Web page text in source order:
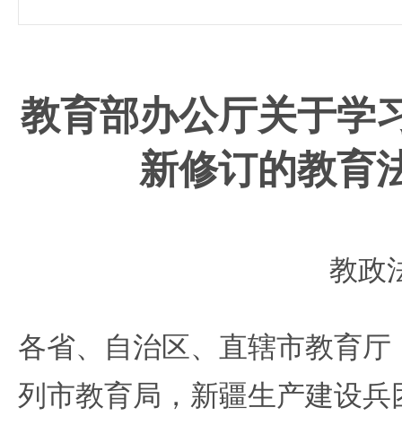
教育部办公厅关于学
新修订的教育
教政
各省、自治区、直辖市教育
列市教育局，新疆生产建设